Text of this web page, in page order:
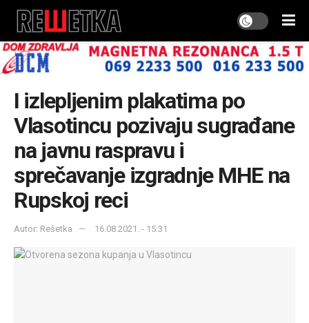
I izlepljenim plakatima po
Vlasotincu pozivaju sugrađane
na javnu raspravu i
sprečavanje izgradnje MHE na
Rupskoj reci
Autor: Rešetka 16.08.2021. - 15:31